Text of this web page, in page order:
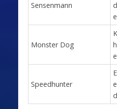
Sensenmann
Monster Dog
Speedhunter